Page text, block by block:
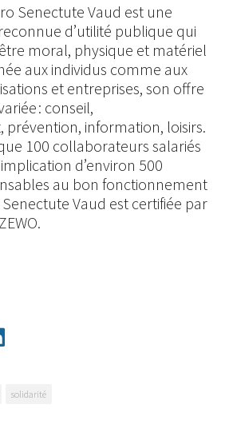
Senectute Vaud est une
d’utilité publique qui
moral, physique et matériel
aux individus comme aux
et entreprises, son offre
: conseil,
information, loisirs.
100 collaborateurs salariés
d’environ 500
au bon fonctionnement
Vaud est certifiée par
solidarité